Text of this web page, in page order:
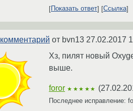
Показать ответ
Ссылка
комментарий от bvn13 27.02.2017
Хз, пилят новый
выше.
foror ★★★★★ (
Последнее исправление: